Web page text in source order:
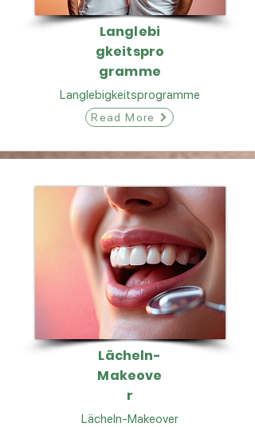
Langlebi
gkeitspro
gramme
Langlebigkeitsprogramme
Read More
Lächeln-
Makeove
r
Lächeln-Makeover